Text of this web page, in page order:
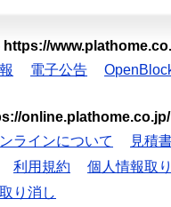
https://
電子公告
online.plathome.co.jp/
ラインについて 見積
利用規約 個人情報取
り消し